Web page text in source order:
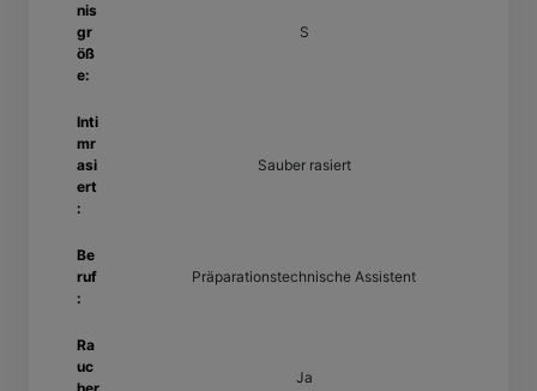
nis
gr
öß
e:
S
Inti
mr
asi
ert
:
Sauber rasiert
Be
ruf
:
Präparationstechnische Assistent
Ra
uc
Ja